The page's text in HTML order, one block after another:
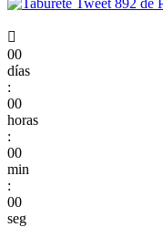

00
días
:
00
horas
:
00
min
:
00
seg